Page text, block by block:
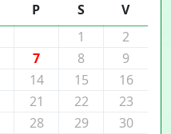
P S
V
1
2
7 8
9
14 15
16
21 22
23
28 29
30